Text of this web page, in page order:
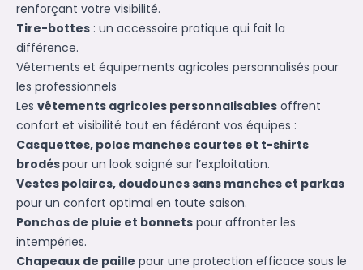
renforçant votre visibilité.
Tire-bottes : un accessoire pratique qui fait la
différence.
Vêtements et équipements agricoles personnalisés pour
les professionnels
Les vêtements agricoles personnalisables offrent
confort et visibilité tout en fédérant vos équipes :
Casquettes, polos manches courtes et t-shirts
brodéspour un look soigné sur l’exploitation.
Vestes polaires, doudounes sans manches et parkas
pour un confort optimal en toute saison.
Ponchos de pluie et bonnets pour affronter les
intempéries.
Chapeaux de paille pour une protection efficace sous le